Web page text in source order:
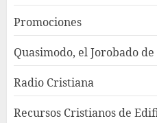
Promociones
Quasimodo, el Jorobado
Radio Cristiana
Recursos Cristianos de